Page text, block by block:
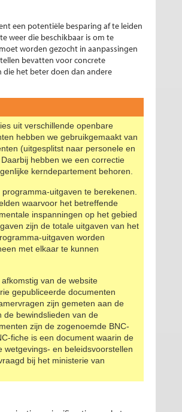
een potentiële besparing af te leiden
weer die beschikbaar is om te
worden gezocht in aanpassingen
bevatten voor concrete
het beter doen dan andere
uit verschillende openbare
hebben we gebruikgemaakt van
(uitgesplitst naar personele en
hebben we een correctie
kerndepartement behoren.
uitgaven te berekenen.
waarvoor het betreffende
inspanningen op het gebied
zijn de totale uitgaven van het
uitgaven worden
met elkaar te kunnen
van de website
gepubliceerde documenten
zijn gemeten aan de
de bewindslieden van de
zijn de zogenoemde BNC-
fiche is een document waarin de
en beleidsvoorstellen
bij het ministerie van